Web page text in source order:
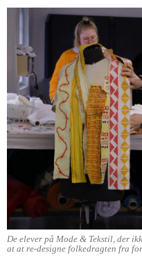
De elever på Mode & Tekstil, der
at at re-designe folkedragten fra